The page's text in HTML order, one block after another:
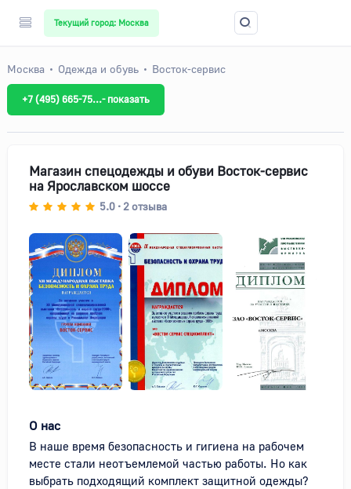
Текущий город: Москва
Москва Одежда и обувь Восток-сервис
+7 (495) 665-75...- показать
Магазин спецодежды и обуви Восток-сервис
на Ярославском шоссе
5.0 • 2отзыва
О нас
В наше время безопасность и гигиена на рабочем
месте стали неотъемлемой частью работы. Но как
выбрать подходящий комплект защитной одежды?